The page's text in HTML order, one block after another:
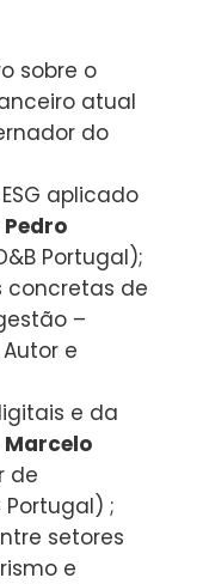
sobre o
atual
do
aplicado
Pedro
Portugal);
concretas de
–
e
e da
Marcelo
de
;
setores
e